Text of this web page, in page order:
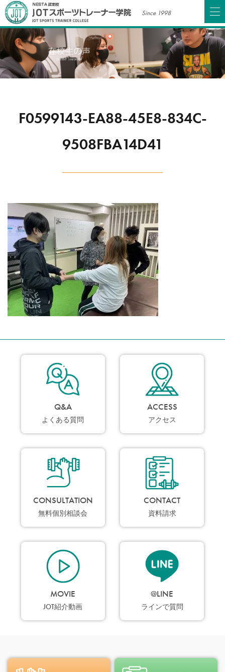
Since 1998
F0599143-EA88-45E8-834C-
9508FBA14D41
Q&A
よくある質問
ACCESS
アクセス
CONSULTATION
無料個別相談会
CONTACT
資料請求
MOVIE
JOT紹介動画
@LINE
ラインで質問